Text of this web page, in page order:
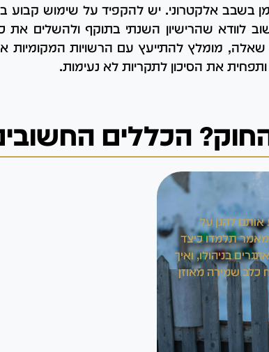
בשבב אלקטרוני. יש להקפיד על שימוש
לוודא שהרישיון השנתי בתוקף ולהשלים את
מומלץ להתייעץ עם הרשויות המקומיות או
את הסיכון לתקריות לא נעימות.
הכללים
אותם להגן על
תלמדו כיצד
בניהולו, ואיך
כלב שמירה מאוזן